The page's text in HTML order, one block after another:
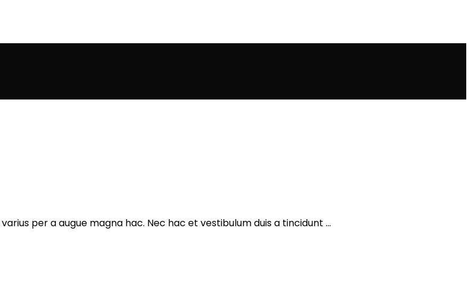
per a augue magna hac. Nec hac et vestibulum duis a tincidunt ...